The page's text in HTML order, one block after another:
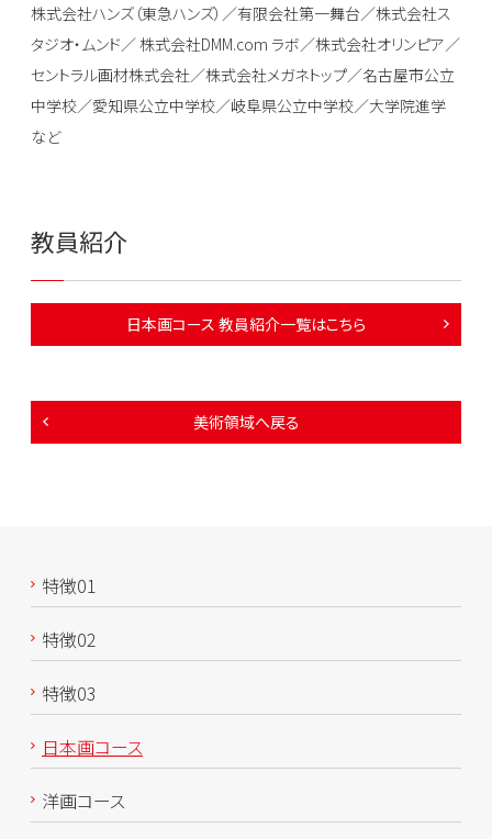
株式会社ハンズ（東急ハンズ）／有限会社第一舞台／株式会社ス
タジオ・ムンド／ 株式会社DMM.com ラボ／株式会社オリンピア／
セントラル画材株式会社／株式会社メガネトップ／名古屋市公立
中学校／愛知県公立中学校／岐阜県公立中学校／大学院進学
など
教員紹介
日本画コース 教員紹介一覧はこちら
美術領域へ戻る
特徴01
特徴02
特徴03
日本画コース
洋画コース